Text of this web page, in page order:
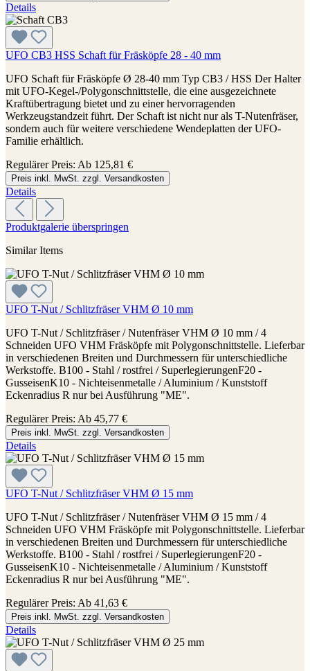
Details
UFO CB3 HSS Schaft für Fräsköpfe 28 - 40 mm
UFO Schaft für Fräsköpfe Ø 28-40 mm Typ CB3 / HSS Der Halter
mit UFO-Kegel-/Polygonschnittstelle, die eine ausgezeichnete
Kraftübertragung bietet und zu einer hervorragenden
Werkzeugstandzeit führt. Der Schaft ist nicht nur als T-Nutenfräser,
sondern auch für weitere verschiedene Wendeplatten der UFO-
Familie erhältlich.
Regulärer Preis: Ab 125,81 €
Preis inkl. MwSt. zzgl. Versandkosten
Details
Produktgalerie überspringen
Similar Items
UFO T-Nut / Schlitzfräser VHM Ø 10 mm
UFO T-Nut / Schlitzfräser / Nutenfräser VHM Ø 10 mm / 4
Schneiden UFO VHM Fräsköpfe mit Polygonschnittstelle. Lieferbar
in verschiedenen Breiten und Durchmessern für unterschiedliche
Werkstoffe. B100 - Stahl / rostfrei / SuperlegierungenF20 -
GusseisenK10 - Nichteisenmetalle / Aluminium / Kunststoff
Eckenradius R nur bei Ausführung "ME".
Regulärer Preis: Ab 45,77 €
Preis inkl. MwSt. zzgl. Versandkosten
Details
UFO T-Nut / Schlitzfräser VHM Ø 15 mm
UFO T-Nut / Schlitzfräser / Nutenfräser VHM Ø 15 mm / 4
Schneiden UFO VHM Fräsköpfe mit Polygonschnittstelle. Lieferbar
in verschiedenen Breiten und Durchmessern für unterschiedliche
Werkstoffe. B100 - Stahl / rostfrei / SuperlegierungenF20 -
GusseisenK10 - Nichteisenmetalle / Aluminium / Kunststoff
Eckenradius R nur bei Ausführung "ME".
Regulärer Preis: Ab 41,63 €
Preis inkl. MwSt. zzgl. Versandkosten
Details